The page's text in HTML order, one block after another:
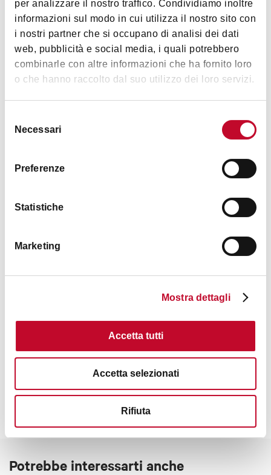
per analizzare il nostro traffico. Condividiamo inoltre
informazioni sul modo in cui utilizza il nostro sito con
i nostri partner che si occupano di analisi dei dati
web, pubblicità e social media, i quali potrebbero
combinarle con altre informazioni che ha fornito loro
o che hanno raccolto dal suo utilizzo dei loro servizi.
delNecessari
Preferenze
Statistiche
Marketing
Mostra dettagli
Accetta tutti
Accetta selezionati
Rifiuta
Musica e
Spettacolo
Immagini
Contatti
Potrebbe interessarti anche